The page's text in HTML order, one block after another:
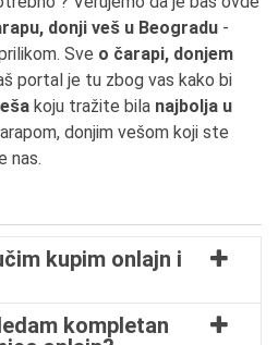
donji veš u Beogradu -
Sve o čarapi, donjem
portal je tu zbog vas kako bi
koju tražite bila najbolja u
donjim vešom koji ste
nas.
kupim onlajn i
kompletan